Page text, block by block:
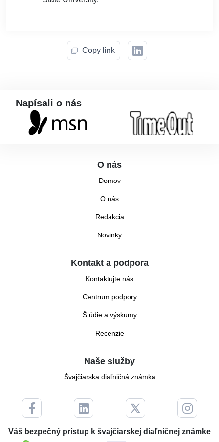
Copy link
Napísali o nás
O nás
Domov
O nás
Redakcia
Novinky
Kontakt a podpora
Kontaktujte nás
Centrum podpory
Štúdie a výskumy
Recenzie
Naše služby
Švajčiarska diaľničná známka
Váš bezpečný prístup k švajčiarskej diaľničnej známke